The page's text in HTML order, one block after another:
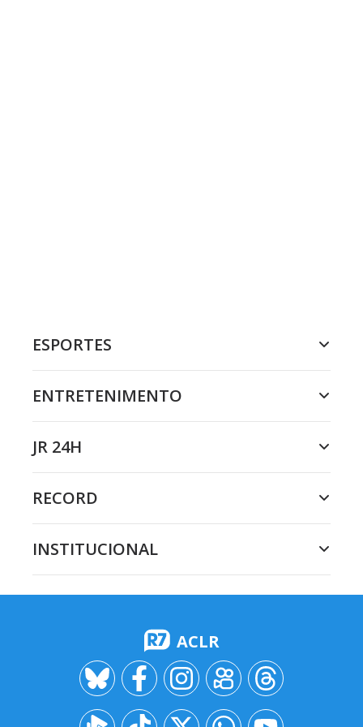
ESPORTES
ENTRETENIMENTO
JR 24H
RECORD
INSTITUCIONAL
ACLR